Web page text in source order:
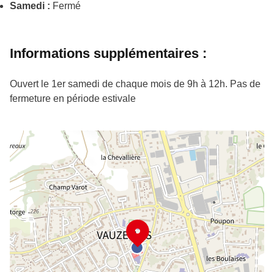
Samedi : Fermé
Informations supplémentaires :
Ouvert le 1er samedi de chaque mois de 9h à 12h. Pas de
fermeture en période estivale